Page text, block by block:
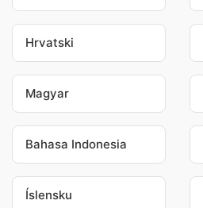
Hrvatski
Magyar
Bahasa Indonesia
Íslensku